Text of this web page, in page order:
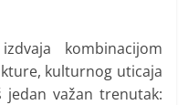
kombinacijom
kulturnog uticaja
jedan važan trenutak: